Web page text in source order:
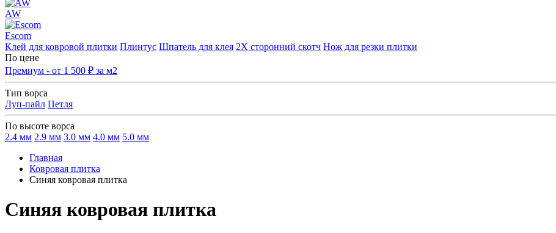
AW
Escom
Клей для ковровой плитки Плинтус Шпатель для клея 2Х сторонний скотч Нож для резки плитки
По цене
Премиум - от 1 500 ₽ за м2
Тип ворса
Луп-пайл Петля
По высоте ворса
2.4 мм 2.9 мм 3.0 мм 4.0 мм 5.0 мм
Главная
Ковровая плитка
Синяя ковровая плитка
Синяя ковровая плитка